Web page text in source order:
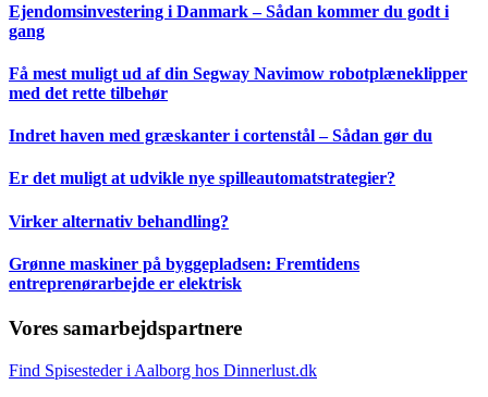
Ejendomsinvestering i Danmark – Sådan kommer du godt i
gang
Få mest muligt ud af din Segway Navimow robotplæneklipper
med det rette tilbehør
Indret haven med græskanter i cortenstål – Sådan gør du
Er det muligt at udvikle nye spilleautomatstrategier?
Virker alternativ behandling?
Grønne maskiner på byggepladsen: Fremtidens
entreprenørarbejde er elektrisk
Vores samarbejdspartnere
Find Spisesteder i Aalborg hos Dinnerlust.dk